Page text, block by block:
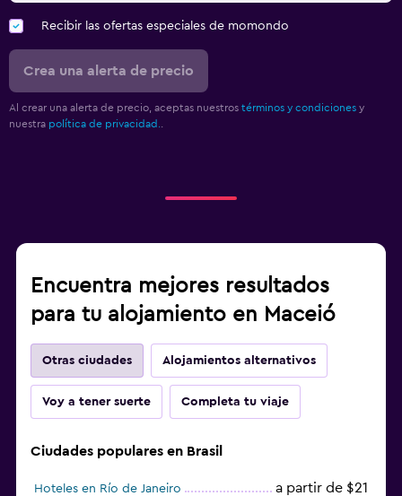
Recibir las ofertas especiales de momondo
Crea una alerta de precio
Al crear una alerta de precio, aceptas nuestros términos y condiciones y
nuestra política de privacidad.
Encuentra mejores resultados
para tu alojamiento en Maceió
Otras ciudades Alojamientos alternativos
Voy a tener suerte Completa tu viaje
Ciudades populares en Brasil
Hoteles en Río de Janeiro a partir de $21